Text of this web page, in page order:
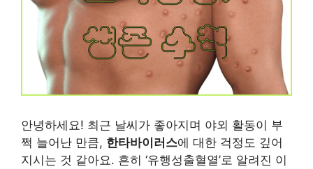
안녕하세요! 최근 날씨가 좋아지며 야외 활동이 부
쩍 늘어난 만큼, 한타바이러스에 대한 걱정도 깊어
지시는 것 같아요. 흔히 ‘유행성출혈열’로 알려진 이